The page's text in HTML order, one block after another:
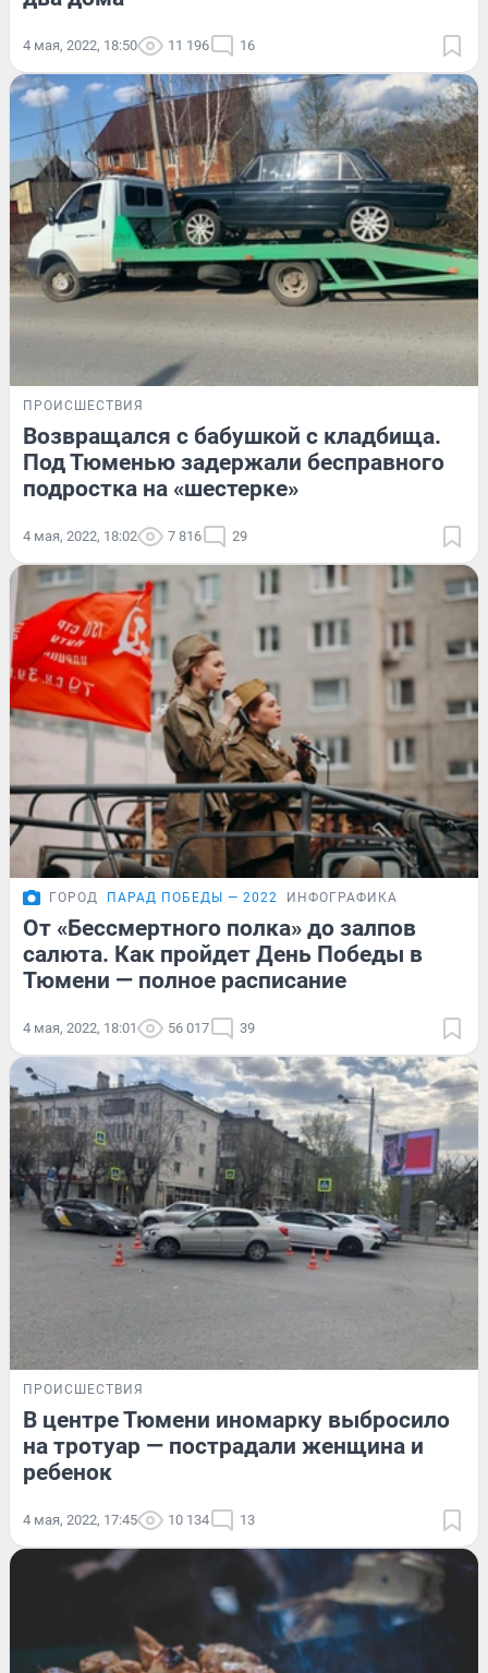
4 мая, 2022, 18:50 11 196 16
ПРОИСШЕСТВИЯ
Возвращался с бабушкой с кладбища.
Под Тюменью задержали бесправного
подростка на «шестерке»
4 мая, 2022, 18:02 7 816 29
ГОРОД ПАРАД ПОБЕДЫ — 2022 ИНФОГРАФИКА
От «Бессмертного полка» до залпов
салюта. Как пройдет День Победы в
Тюмени — полное расписание
4 мая, 2022, 18:01 56 017 39
ПРОИСШЕСТВИЯ
В центре Тюмени иномарку выбросило
на тротуар — пострадали женщина и
ребенок
4 мая, 2022, 17:45 10 134 13